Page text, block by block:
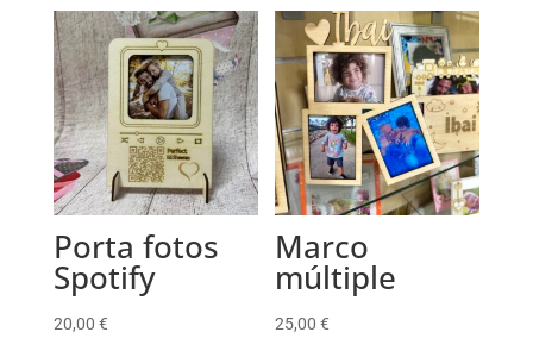
Porta fotos
Spotify
20,00 €
Marco
múltiple
25,00€